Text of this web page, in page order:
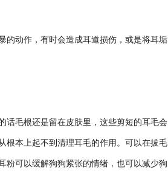
的动作，有时会造成耳道损伤，或是将耳垢
话毛根还是留在皮肤里，这些剪短的耳毛会
根本上起不到清理耳毛的作用。可以在拔毛
粉可以缓解狗狗紧张的情绪，也可以减少狗